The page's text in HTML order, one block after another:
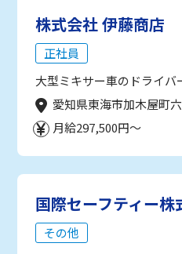
株式会社 伊藤商店
正社員
大型ミキサー車のドライバ
愛知県東海市加木屋町
月給297,500円～
国際セーフティー株
その他